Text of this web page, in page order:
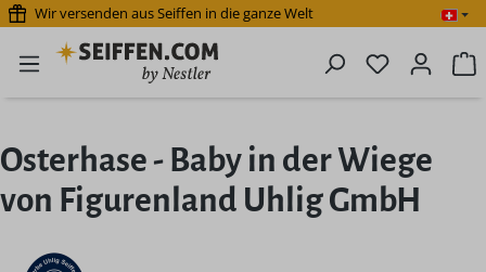
Zum Hauptinhalt springen
Wir versenden aus Seiffen in die ganze Welt
Du hast 0
Osterhase - Baby in der Wiege
von Figurenland Uhlig GmbH